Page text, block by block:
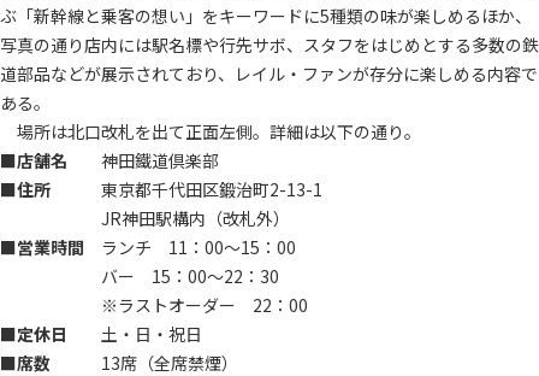
ぶ「新幹線と乗客の想い」をキーワードに5種類の味が楽しめるほか、
写真の通り店内には駅名標や行先サボ、スタフをはじめとする多数の鉄
道部品などが展示されており、レイル・ファンが存分に楽しめる内容で
ある。
場所は北口改札を出て正面左側。詳細は以下の通り。
■店舗名 神田鐵道倶楽部
■住所 東京都千代田区鍛治町2-13-1
JR神田駅構内（改札外）
■営業時間 ランチ 11：00～15：00
バー 15：00～22：30
※ラストオーダー 22：00
■定休日 土・日・祝日
■席数 13席（全席禁煙）